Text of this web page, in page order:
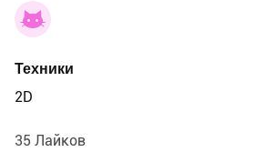
Техники
2D
35 Лайков